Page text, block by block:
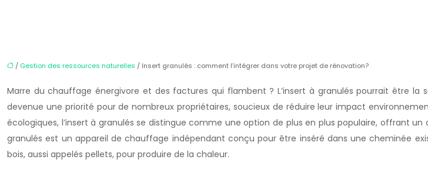
/ Gestion des ressources naturelles / Insert granulés : comment l’intégrer dans votre projet de rénovation?
Marre du chauffage énergivore et des factures qui flambent ? L’insert à granulés pourrait être
devenue une priorité pour de nombreux propriétaires, soucieux de réduire leur impact
écologiques, l’insert à granulés se distingue comme une option de plus en plus populaire, offrant
granulés est un appareil de chauffage indépendant conçu pour être inséré dans une cheminée
bois, aussi appelés pellets, pour produire de la chaleur.